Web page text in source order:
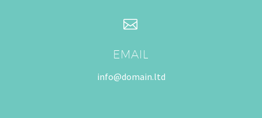


EMAIL
info@domain.ltd